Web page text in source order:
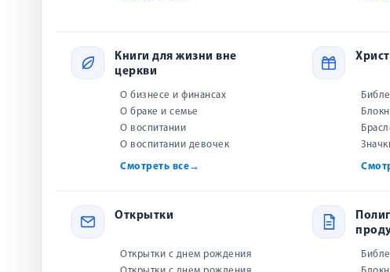
Книги для жизни вне
церкви
О бизнесе и финансах
О браке и семье
О воспитании
О воспитании девочек
Смотреть все→
Открытки
Открытки с днем рождения
Цены и
Описание